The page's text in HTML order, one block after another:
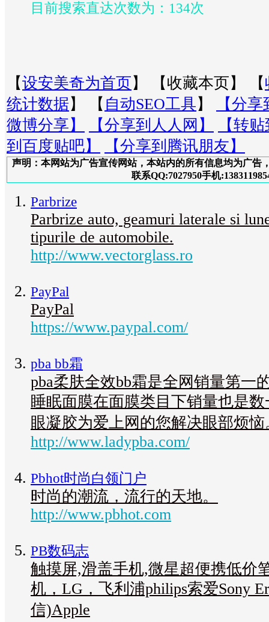
目前搜索直达次数为：134次
【设安美奇为首页 】 【 收藏本页 】 【
统计数据 】 【 自动SEO工具 】
【分
微博分享】
【分享到人人网】
【转
到百度贴吧】
【分享到腾讯朋友】
声明：本网站为广告宣传网站，本站内的所有信息均为广告
联系QQ:7027950手机
Parbrize
Parbrize auto, geamuri laterale si
tipurile de automobile.
http://www.vectorglass.ro
PayPal
PayPal
https://www.paypal.com/
pba bb霜
pba柔肤全效bb霜是全网销量第一
睡眠面膜在面膜类目下销量也是
眼凝胶为爱上网的您解决眼部烦恼
http://www.ladypba.com/
Pbhot时尚白领门户
时尚的潮流，流行的天地。
http://www.pbhot.com
PB数码志
触摸屏,滑盖手机,微星超便携低价
机，LG，飞利浦philips索爱Sony
信)Apple